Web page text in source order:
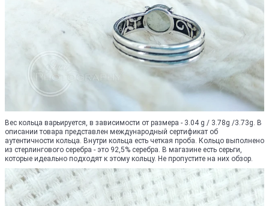
Вес кольца варьируется, в зависимости от размера - 3.04 g / 3.78g /3.73g. В
описании товара представлен международный сертификат об
аутентичности кольца. Внутри кольца есть четкая проба. Кольцо выполнено
из стерлингового серебра - это 92,5% серебра. В магазине есть серьги,
которые идеально подходят к этому кольцу. Не пропустите на них обзор.